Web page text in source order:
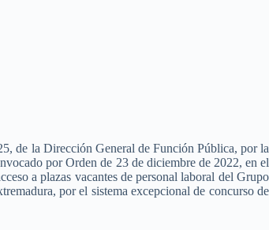
de la Dirección General de Función Pública, por la
por Orden de 23 de diciembre de 2022, en el
a plazas vacantes de personal laboral del Grupo
por el sistema excepcional de concurso de